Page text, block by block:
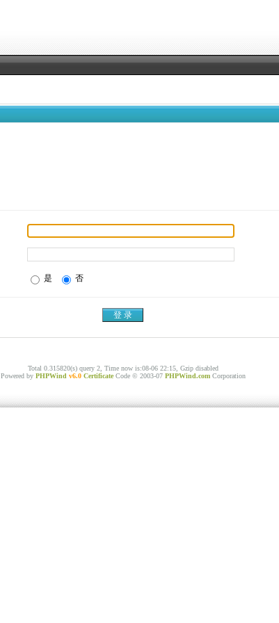
是 否
Total 0.315820(s) query 2, Time now is:08-06 22:15, Gzip disabled
Powered by PHPWind v6.0 Certificate Code © 2003-07 PHPWind.com Corporation